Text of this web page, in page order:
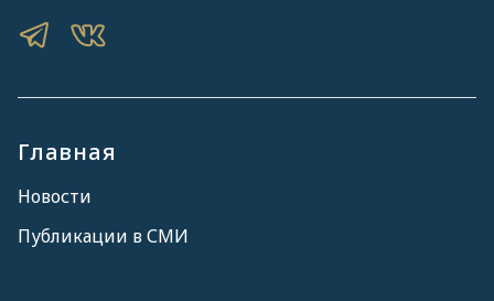
Главная
Новости
Публикации в СМИ